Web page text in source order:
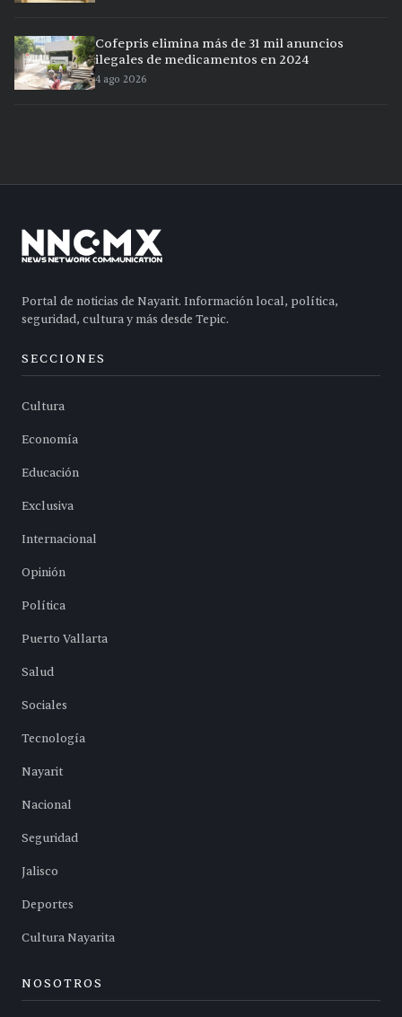
Cofepris elimina más de 31 mil anuncios
ilegales de medicamentos en 2024
4 ago 2026
Portal de noticias de Nayarit. Información local, política,
seguridad, cultura y más desde Tepic.
SECCIONES
Cultura
Economía
Educación
Exclusiva
Internacional
Opinión
Política
Puerto Vallarta
Salud
Sociales
Tecnología
Nayarit
Nacional
Seguridad
Jalisco
Deportes
Cultura Nayarita
NOSOTROS